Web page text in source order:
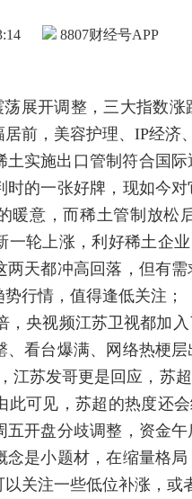
财经号APP
8807
开调整，三大指数涨
前，美容护理、IP经济
施出口管制符合国际
的一张好牌，现如今
暖意，而稀土管制放松
一轮上涨，利好稀土企
两天都冲高回落，但有
行情，值得逢低关注；
央视频江苏卫视都加入
看台爆满、网络热梗
江苏发哥更是回应，苏
可见，苏超的热度还
五开盘分歧调整，资金
是小题材，在缩量格
关注一些低位补涨，或